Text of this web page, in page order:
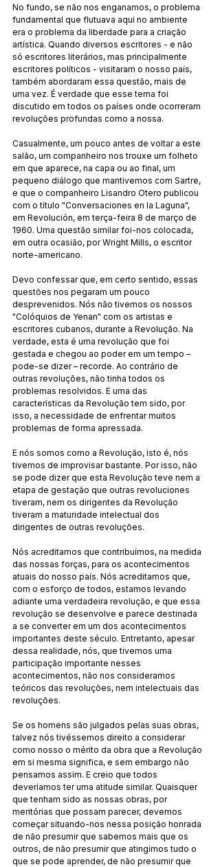
No fundo, se não nos enganamos, o problema
fundamental que flutuava aqui no ambiente
era o problema da liberdade para a criação
artística. Quando diversos escritores - e não
só escritores literários, mas principalmente
escritores políticos - visitaram o nosso país,
também abordaram essa questão, mais de
uma vez. É verdade que esse tema foi
discutido em todos os países onde ocorreram
revoluções profundas como a nossa.
Casualmente, um pouco antes de voltar a este
salão, um companheiro nos trouxe um folheto
em que aparece, na capa ou ao final, um
pequeno diálogo que mantivemos com Sartre,
e que o companheiro Lisandro Otero publicou
com o título "Conversaciones en la Laguna",
em Revolución, em terça-feira 8 de março de
1960. Uma questão similar foi-nos colocada,
em outra ocasião, por Wright Mills, o escritor
norte-americano.
Devo confessar que, em certo sentido, essas
questões nos pegaram um pouco
desprevenidos. Nós não tivemos os nossos
"Colóquios de Yenan" com os artistas e
escritores cubanos, durante a Revolução. Na
verdade, esta é uma revolução que foi
gestada e chegou ao poder em um tempo –
pode-se dizer – recorde. Ao contrário de
outras revoluções, não tinha todos os
problemas resolvidos. E uma das
características da Revolução tem sido, por
isso, a necessidade de enfrentar muitos
problemas de forma apressada.
E nós somos como a Revolução, isto é, nós
tivemos de improvisar bastante. Por isso, não
se pode dizer que esta Revolução teve nem a
etapa de gestação que outras revoluciones
tiveram, nem os dirigentes da Revolução
tiveram a maturidade intelectual dos
dirigentes de outras revoluções.
Nós acreditamos que contribuímos, na medida
das nossas forças, para os acontecimentos
atuais do nosso país. Nós acreditamos que,
com o esforço de todos, estamos levando
adiante uma verdadeira revolução, e que essa
revolução se desenvolve e parece destinada
a se converter em um dos acontecimentos
importantes deste século. Entretanto, apesar
dessa realidade, nós, que tivemos uma
participação importante nesses
acontecimentos, não nos consideramos
teóricos das revoluções, nem intelectuais das
revoluções.
Se os homens são julgados pelas suas obras,
talvez nós tivéssemos direito a considerar
como nosso o mérito da obra que a Revolução
em si mesma significa, e sem embargo não
pensamos assim. E creio que todos
deveríamos ter uma atitude similar. Quaisquer
que tenham sido as nossas obras, por
meritórias que possam parecer, devemos
começar situando-nos nessa posição honrada
de não presumir que sabemos mais que os
outros, de não presumir que atingimos tudo o
que se pode aprender, de não presumir que